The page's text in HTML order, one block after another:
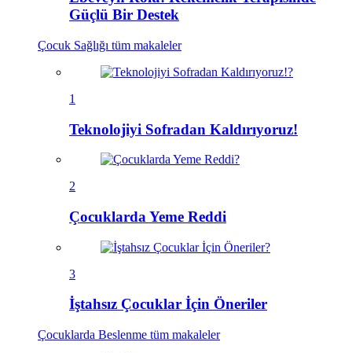
Güçlü Bir Destek
Çocuk Sağlığı tüm makaleler
1
Teknolojiyi Sofradan Kaldırıyoruz!
2
Çocuklarda Yeme Reddi
3
İştahsız Çocuklar İçin Öneriler
Çocuklarda Beslenme tüm makaleler